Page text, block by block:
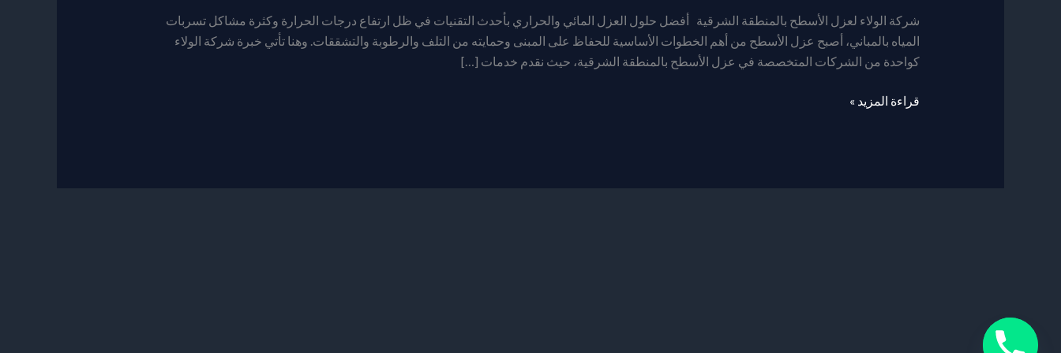
شركة الولاء لعزل الأسطح بالمنطقة الشرقية أفضل حلول العزل المائي والحراري بأحدث التقنيات في ظل ارتفاع درجات الحرارة وكثرة مشاكل تسربات
المياه بالمباني، أصبح عزل الأسطح من أهم الخطوات الأساسية للحفاظ على المبنى وحمايته من التلف والرطوبة والتشققات. وهنا تأتي خبرة شركة الولاء
كواحدة من الشركات المتخصصة في عزل الأسطح بالمنطقة الشرقية، حيث نقدم خدمات […]
بالشرقيه
قراءة المزيد »